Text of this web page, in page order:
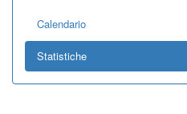
Calendario
Statistiche